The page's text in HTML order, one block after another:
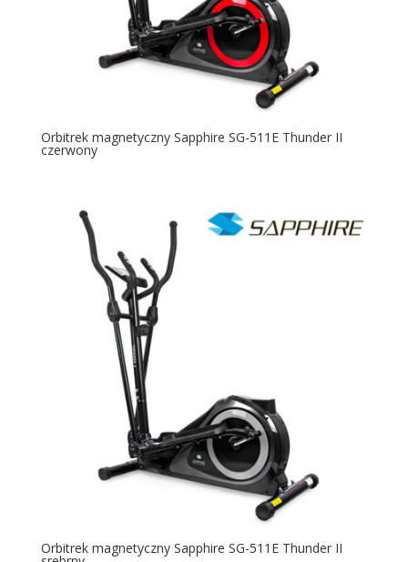
Orbitrek magnetyczny Sapphire SG-511E Thunder II
czerwony
Orbitrek magnetyczny Sapphire SG-511E Thunder II